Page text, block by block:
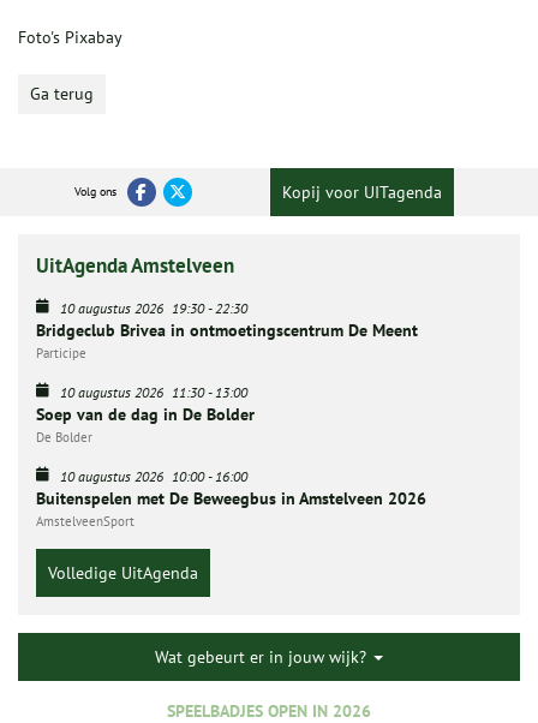
Foto's Pixabay
Ga terug
Volg ons Kopij voor UITagenda
UitAgenda Amstelveen
10 augustus 2026 19:30- 22:30
Bridgeclub Brivea in ontmoetingscentrum De Meent
Participe
10 augustus 2026 11:30- 13:00
Soep van de dag in De Bolder
De Bolder
10 augustus 2026 10:00- 16:00
Buitenspelen met De Beweegbus in Amstelveen 2026
AmstelveenSport
Volledige UitAgenda
Wat gebeurt er in jouw wijk?
SPEELBADJES OPEN IN 2026